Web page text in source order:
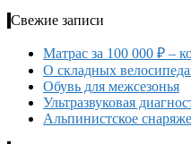
Свежие записи
Матрас за 100 000 ₽ –
О складных
Обувь для межсезонья
Ультразвуковая
Альпинистское